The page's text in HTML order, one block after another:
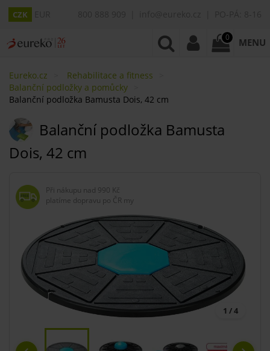
CZK
0 MENU
Eureko.cz
Rehabilitace a fitness
Balanční podložky a pomůcky
Balanční podložka Bamusta Dois, 42 cm
Balanční podložka Bamusta
Dois, 42 cm
Při nákupu nad 990 Kč
platíme dopravu po ČR my
1 / 4